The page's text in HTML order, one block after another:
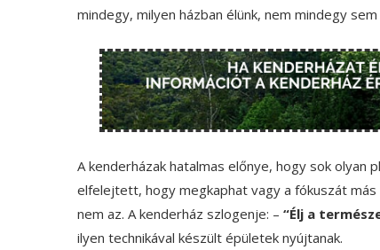
mindegy, milyen házban élünk, nem mindegy
A kenderházak hatalmas előnye, hogy sok
elfelejtett, hogy megkaphat vagy a fókuszát más
nem az. A kenderház szlogenje: – “Élj a
ilyen technikával készült épületek nyújtanak.